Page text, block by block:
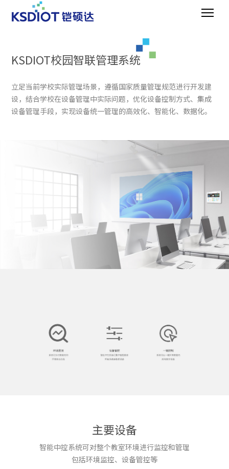
KSDIOT校园智联管理系统
立足当前学校实际管理场景，遵循国家质量管理规范进行开发建
设，结合学校在设备管理中实际问题，优化设备控制方式、集成
设备管理手段，实现设备统一管理的高效化、智能化、数据化。
主要设备
智能中控系统可对整个教室环境进行监控和管理
包括环境监控、设备管控等